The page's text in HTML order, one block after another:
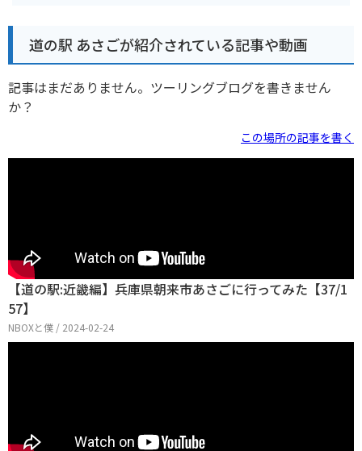
道の駅 あさごが紹介されている記事や動画
記事はまだありません。ツーリングブログを書きません
か？
この場所の記事を書く
【道の駅:近畿編】兵庫県朝来市あさごに行ってみた【37/1
57】
NBOXと僕 / 2024-02-24